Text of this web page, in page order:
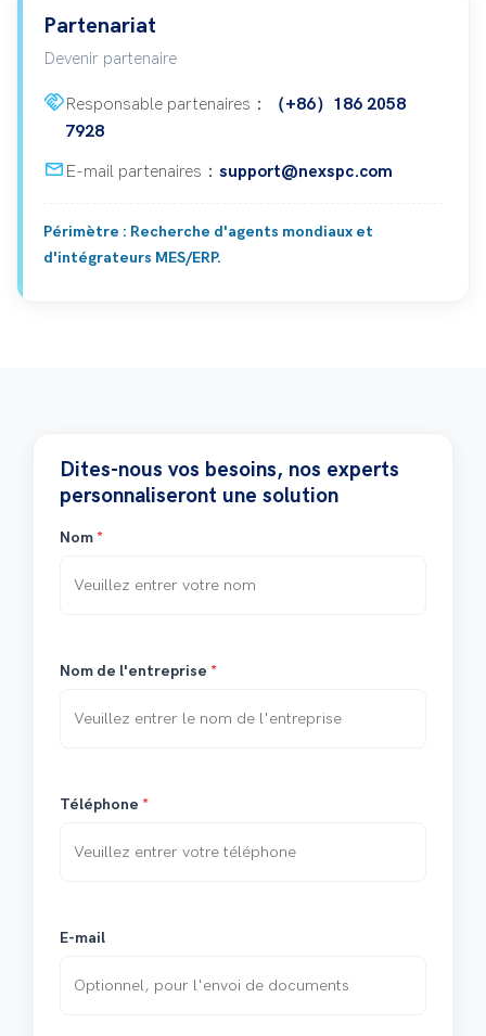
Partenariat
Devenir partenaire
handshakeResponsable partenaires：
（+86）186 2058
7928
mail E-mail partenaires： support@nexspc.com
Périmètre : Recherche d'agents mondiaux et
d'intégrateurs MES/ERP.
Dites-nous vos besoins, nos experts
personnaliseront une solution
Nom *
Nom de l'entreprise *
Téléphone *
E-mail